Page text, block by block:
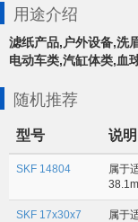
用途介绍
滤纸产品,户外设备,洗
电动车类,汽缸体类,血
随机推荐
型号 说明
SKF 14804
属于
SKF 17x30x7
属于